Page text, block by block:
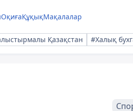
ОқиғаҚұқықМақалалар
Қазақстан #Халық